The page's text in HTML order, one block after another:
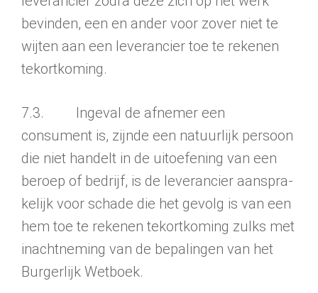
bevinden, een en ander voor zover niet te
wijten aan een leverancier toe te rekenen
tekortkoming.
7.3. Ingeval de afnemer een
consument is, zijnde een natuurlijk persoon
die niet handelt in de uitoefening van een
beroep of bedrijf, is de leverancier aanspra­
kelijk voor schade die het gevolg is van een
hem toe te rekenen tekortkoming zulks met
inachtneming van de bepalingen van het
Burgerlijk Wetboek.